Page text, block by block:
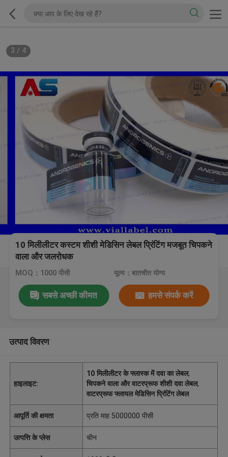
3 / 4
10 मिलीलीटर कस्टम शीशी मेडिसिन लेबल प्रिंटिंग मजबूत चिपकने
वाला और जलरोधक
MOQ：1000 पीसी मूल्य：बातचीत योग्य
सबसे अच्छी कीमत हमसे संपर्क करें
उत्पाद विवरण
हाइलाइट:
10 मिलीलीटर के फ्लास्क में दवा का लेबल,
चिपकने वाला और वाटरप्रूफ शीशी दवा लेबल,
वाटरप्रूफ फ्लायल मेडिसिन प्रिंटिंग लेबल
आपूर्ति की क्षमता प्रति माह 5000000 पीसी
उत्पत्ति के प्लेस चीन